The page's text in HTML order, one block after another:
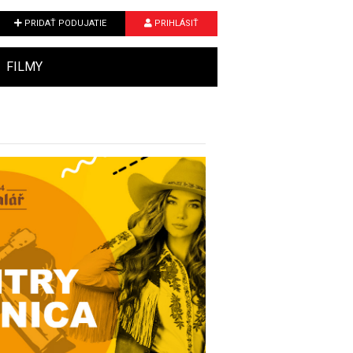
PRIDAŤ PODUJATIE PRIHLÁSIŤ
FILMY
Next